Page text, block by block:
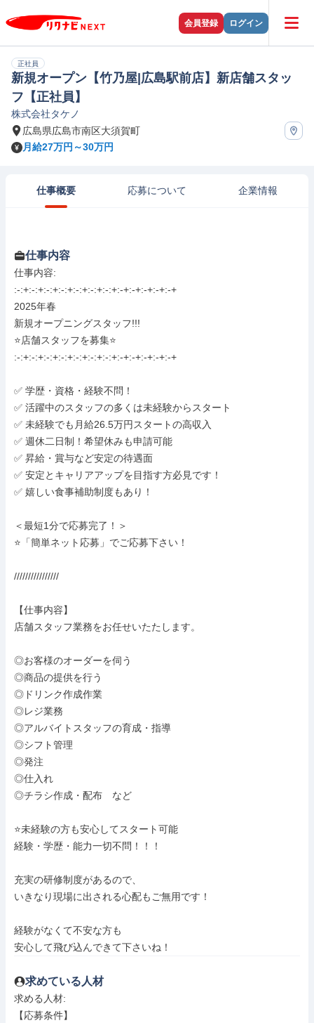
会員登録 ログイン
正社員
新規オープン【竹乃屋|広島駅前店】新店舗スタッ
フ【正社員】
株式会社タケノ
広島県広島市南区大須賀町
月給27万円～30万円
仕事概要 応募について 企業情報
仕事内容
仕事内容:
:-:+:-:+:-:+:-:+:-:+:-:+:-:+:-+:-+:-+:-+:-+
2025年春
新規オープニングスタッフ!!!
⭐️店舗スタッフを募集⭐️
:-:+:-:+:-:+:-:+:-:+:-:+:-:+:-+:-+:-+:-+:-+
✅ 学歴・資格・経験不問！
✅ 活躍中のスタッフの多くは未経験からスタート
✅ 未経験でも月給26.5万円スタートの高収入
✅ 週休二日制！希望休みも申請可能
✅ 昇給・賞与など安定の待遇面
✅ 安定とキャリアアップを目指す方必見です！
✅ 嬉しい食事補助制度もあり！
＜最短1分で応募完了！＞
⭐️「簡単ネット応募」でご応募下さい！
////////////////
【仕事内容】
店舗スタッフ業務をお任せいたたします。
◎お客様のオーダーを伺う
◎商品の提供を行う
◎ドリンク作成作業
◎レジ業務
◎アルバイトスタッフの育成・指導
◎シフト管理
◎発注
◎仕入れ
◎チラシ作成・配布　など
⭐️未経験の方も安心してスタート可能
経験・学歴・能力一切不問！！！
充実の研修制度があるので、
いきなり現場に出される心配もご無用です！
経験がなくて不安な方も
安心して飛び込んできて下さいね！
求めている人材
求める人材:
【応募条件】